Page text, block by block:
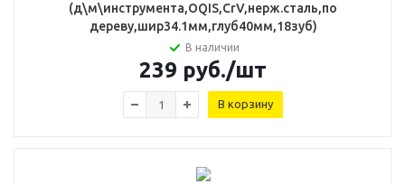
(д\м\инструмента,OQIS,CrV,нерж.сталь,по
дереву,шир34.1мм,глуб40мм,18зуб)
В наличии
239 руб./шт
В корзину